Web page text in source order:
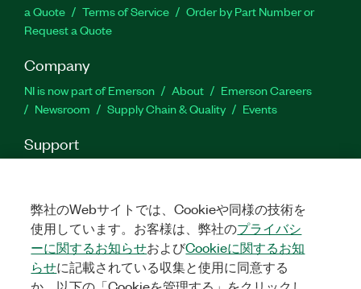
a Quote
Terms of Service
Order by Part Number or
Request a Quote
Company
NI is now part of Emerson About
Emerson Careers
Newsroom
Supply Chain & Quality Events
Support
Feedback
Facebook
TwitterLinkedIn
弊社のWebサイトでは、Cookieや同様の技術を
使用しています。お客様は、弊社のプライバシ
ーに関するお知らせおよびCookieに関するお知
らせに記載されている収集と使用に同意する